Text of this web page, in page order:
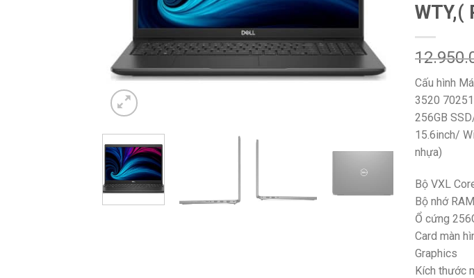
WTY,(
Cấu hình
3520
256GB
15.6inch/
nhựa)
Bộ VXL
Bộ nhớ
Ổ cứng
Card màn
Graphics
Kích thước